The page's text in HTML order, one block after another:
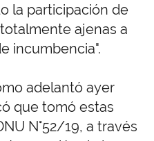
la participación de
ajenas a
incumbencia".
adelantó ayer
que tomó estas
N°52/19, a través